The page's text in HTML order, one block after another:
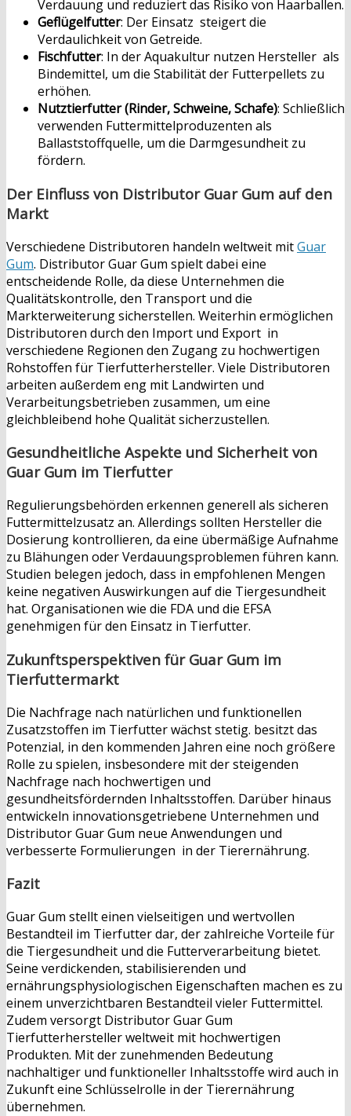
Verdauung und reduziert das Risiko von Haarballen.
Geflügelfutter: Der Einsatz steigert die
Verdaulichkeit von Getreide.
Fischfutter: In der Aquakultur nutzen Hersteller als
Bindemittel, um die Stabilität der Futterpellets zu
erhöhen.
Nutztierfutter (Rinder, Schweine, Schafe): Schließlich
verwenden Futtermittelproduzenten als
Ballaststoffquelle, um die Darmgesundheit zu
fördern.
Der Einfluss von Distributor Guar Gum auf den
Markt
Verschiedene Distributoren handeln weltweit mitGuar
Gum. Distributor Guar Gum spielt dabei eine
entscheidende Rolle, da diese Unternehmen die
Qualitätskontrolle, den Transport und die
Markterweiterung sicherstellen. Weiterhin ermöglichen
Distributoren durch den Import und Export in
verschiedene Regionen den Zugang zu hochwertigen
Rohstoffen für Tierfutterhersteller. Viele Distributoren
arbeiten außerdem eng mit Landwirten und
Verarbeitungsbetrieben zusammen, um eine
gleichbleibend hohe Qualität sicherzustellen.
Gesundheitliche Aspekte und Sicherheit von
Guar Gum im Tierfutter
Regulierungsbehörden erkennen generell als sicheren
Futtermittelzusatz an. Allerdings sollten Hersteller die
Dosierung kontrollieren, da eine übermäßige Aufnahme
zu Blähungen oder Verdauungsproblemen führen kann.
Studien belegen jedoch, dass in empfohlenen Mengen
keine negativen Auswirkungen auf die Tiergesundheit
hat. Organisationen wie die FDA und die EFSA
genehmigen für den Einsatz in Tierfutter.
Zukunftsperspektiven für Guar Gum im
Tierfuttermarkt
Die Nachfrage nach natürlichen und funktionellen
Zusatzstoffen im Tierfutter wächst stetig. besitzt das
Potenzial, in den kommenden Jahren eine noch größere
Rolle zu spielen, insbesondere mit der steigenden
Nachfrage nach hochwertigen und
gesundheitsfördernden Inhaltsstoffen. Darüber hinaus
entwickeln innovationsgetriebene Unternehmen und
Distributor Guar Gum neue Anwendungen und
verbesserte Formulierungen in der Tierernährung.
Fazit
Guar Gum stellt einen vielseitigen und wertvollen
Bestandteil im Tierfutter dar, der zahlreiche Vorteile für
die Tiergesundheit und die Futterverarbeitung bietet.
Seine verdickenden, stabilisierenden und
ernährungsphysiologischen Eigenschaften machen es zu
einem unverzichtbaren Bestandteil vieler Futtermittel.
Zudem versorgt Distributor Guar Gum
Tierfutterhersteller weltweit mit hochwertigen
Produkten. Mit der zunehmenden Bedeutung
nachhaltiger und funktioneller Inhaltsstoffe wird auch in
Zukunft eine Schlüsselrolle in der Tierernährung
übernehmen.